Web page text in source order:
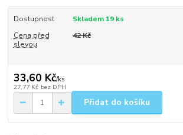
Dostupnost
Skladem 19 ks
Cena před
slevou
42 Kč
33,60 Kč/ks
27,77 Kč bez DPH
Přidat do košíku